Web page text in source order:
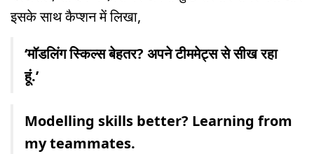
इसके साथ कैप्शन में लिखा,
‘मॉडलिंग स्किल्स बेहतर? अपने टीममेट्स से सीख रहा
हूं.’
Modelling skills better? Learning from
my teammates.